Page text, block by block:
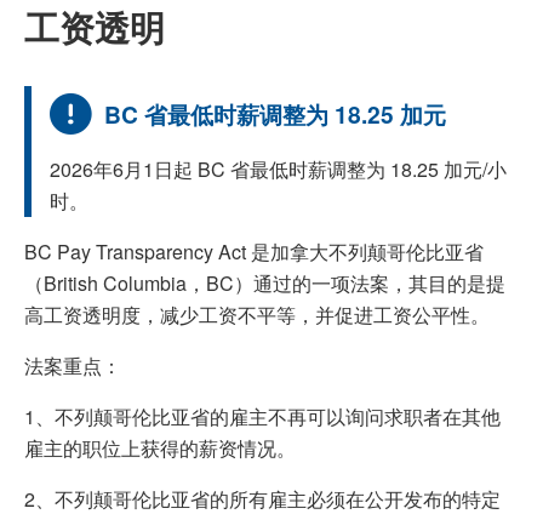
工资透明
BC 省最低时薪调整为 18.25 加元
2026年6月1日起 BC 省最低时薪调整为 18.25 加元/小
时。
BC Pay Transparency Act 是加拿大不列颠哥伦比亚省
（British Columbia，BC）通过的一项法案，其目的是提
高工资透明度，减少工资不平等，并促进工资公平性。
法案重点：
1、不列颠哥伦比亚省的雇主不再可以询问求职者在其他
雇主的职位上获得的薪资情况。
2、不列颠哥伦比亚省的所有雇主必须在公开发布的特定